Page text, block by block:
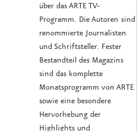
über das ARTE TV-
Programm. Die Autoren sind
renommierte Journalisten
und Schriftsteller. Fester
Bestandteil des Magazins
sind das komplette
Monatsprogramm von ARTE
sowie eine besondere
Hervorhebung der
Highlights und